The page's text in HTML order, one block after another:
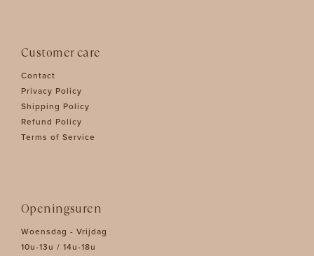
Customer care
Contact
Privacy Policy
Shipping Policy
Refund Policy
Terms of Service
Openingsuren
Woensdag - Vrijdag
10u-13u / 14u-18u